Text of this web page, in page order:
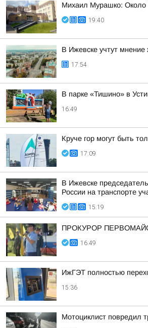
Михаил Мурашко: Около
19:40
В Ижевске учтут мнение
17:54
В парке «Тишино» в
16:49
Круче гор могут быть
17:09
В Ижевске
России на транспорте
15:19
ПРОКУРОР
16:49
ИжГЭТ полностью
15:36
Мотоциклист повредил